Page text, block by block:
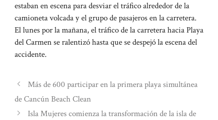
estaban en escena para desviar el tráfico alrededor de la
camioneta volcada y el grupo de pasajeros en la carretera.
El lunes por la mañana, el tráfico de la carretera hacia Playa
del Carmen se ralentizó hasta que se despejó la escena del
accidente.
Más de 600 participar en la primera playa simultánea
de Cancún Beach Clean
Isla Mujeres comienza la transformación de la isla de